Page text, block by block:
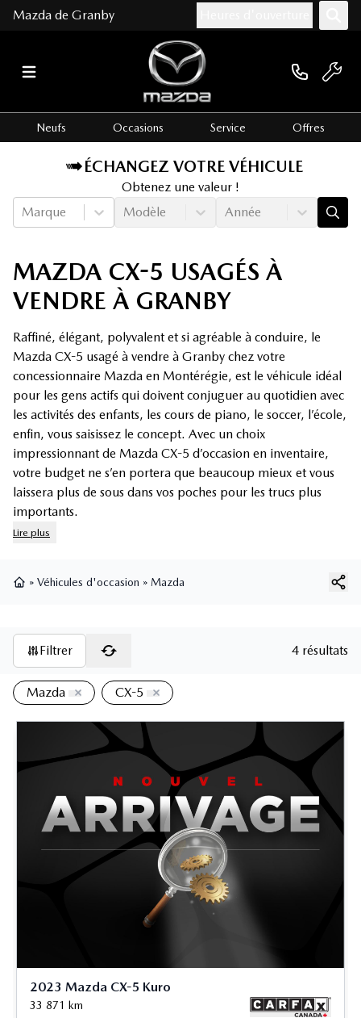
Mazda de Granby
Neufs Occasions Service Offres
ÉCHANGEZ VOTRE VÉHICULE
Obtenez une valeur !
Marque
Modèle Année
MAZDA CX-5 USAGÉS À
VENDRE À GRANBY
Raffiné, élégant, polyvalent et si agréable à conduire, le
Mazda CX-5 usagé à vendre à Granby chez votre
concessionnaire Mazda en Montérégie, est le véhicule idéal
pour les gens actifs qui doivent conjuguer au quotidien avec
les activités des enfants, les cours de piano, le soccer, l’école,
enfin, vous saisissez le concept. Avec un choix
impressionnant de Mazda CX-5 d’occasion en inventaire,
votre budget ne s’en portera que beaucoup mieux et vous
laissera plus de sous dans vos poches pour les trucs plus
importants.
Lire plus
» Véhicules d'occasion » Mazda
Filtrer 4 résultats
Mazda CX-5
2023 Mazda CX-5 Kuro
33 871 km